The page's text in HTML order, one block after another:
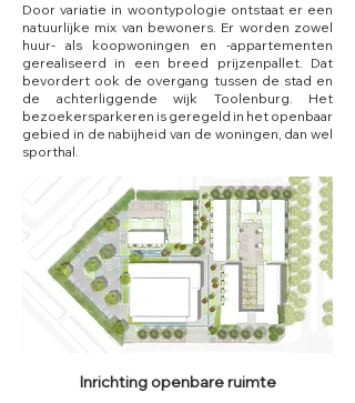
Door variatie in woontypologie ontstaat er een
natuurlijke mix van bewoners. Er worden zowel
huur- als koopwoningen en -appartementen
gerealiseerd in een breed prijzenpallet. Dat
bevordert ook de overgang tussen de stad en
de achterliggende wijk Toolenburg. Het
bezoekersparkeren is geregeld in het openbaar
gebied in de nabijheid van de woningen, dan wel
sporthal.
Inrichting openbare ruimte